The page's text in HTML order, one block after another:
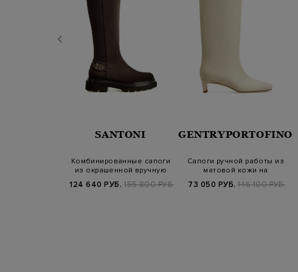
SANTONI
Комбинированные сапоги
из окрашенной вручную
124 640 РУБ. 155 800 РУБ.
GENTRYPORTOFINO
Сапоги ручной работы из
матовой кожи на
73 050 РУБ. 146 100 РУБ.